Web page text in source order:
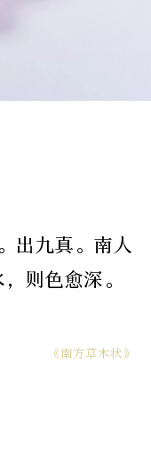
出九真。南人
则色愈深。
《南方草木状》